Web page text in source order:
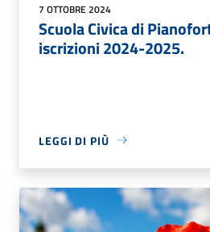
7 OTTOBRE 2024
Scuola Civica di
iscrizioni 2024-2025.
LEGGI DI PIÙ